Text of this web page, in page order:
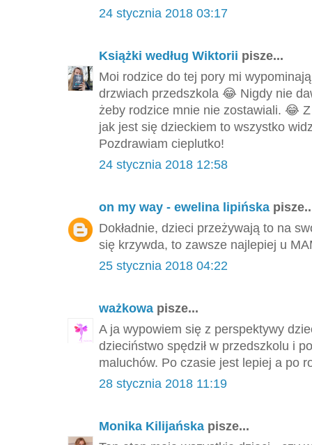
24 stycznia 2018 03:17
Książki według Wiktorii pisze...
Moi rodzice do tej pory mi
drzwiach przedszkola 😂 Nigdy nie
żeby rodzice mnie nie zostawiali. 😂
jak jest się dzieckiem to wszystko
Pozdrawiam cieplutko!
24 stycznia 2018 12:58
on my way - ewelina lipińska
Dokładnie, dzieci przeżywają to na
się krzywda, to zawsze najlepiej u
25 stycznia 2018 04:22
ważkowa pisze...
A ja wypowiem się z perspektywy
dzieciństwo spędził w przedszkolu i
maluchów. Po czasie jest lepiej a po
28 stycznia 2018 11:19
Monika Kilijańska pisze...